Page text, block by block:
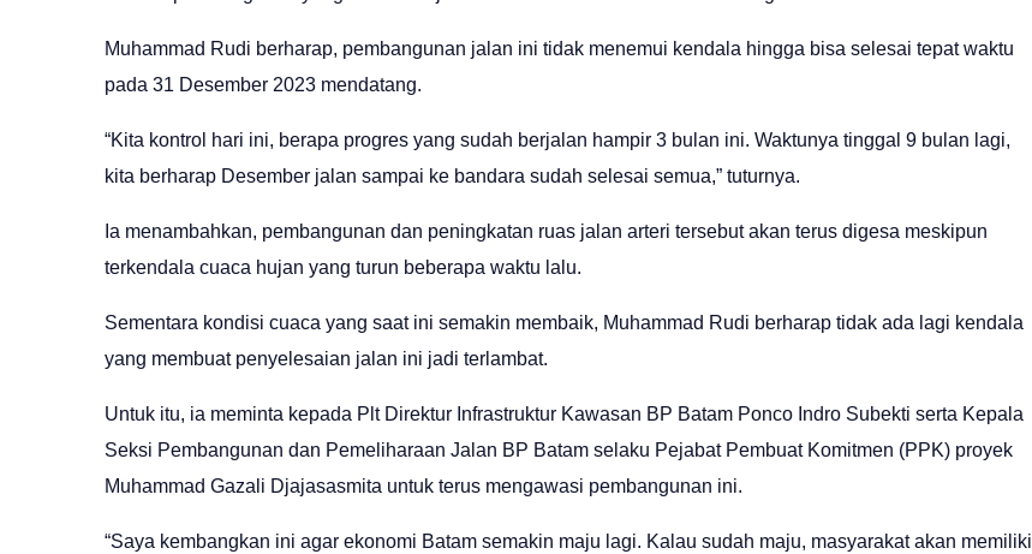
Muhammad Rudi berharap, pembangunan jalan ini tidak menemui kendala hingga bisa selesai tepat waktu
pada 31 Desember 2023 mendatang.
“Kita kontrol hari ini, berapa progres yang sudah berjalan hampir 3 bulan ini. Waktunya tinggal 9 bulan lagi,
kita berharap Desember jalan sampai ke bandara sudah selesai semua,” tuturnya.
Ia menambahkan, pembangunan dan peningkatan ruas jalan arteri tersebut akan terus digesa meskipun
terkendala cuaca hujan yang turun beberapa waktu lalu.
Sementara kondisi cuaca yang saat ini semakin membaik, Muhammad Rudi berharap tidak ada lagi kendala
yang membuat penyelesaian jalan ini jadi terlambat.
Untuk itu, ia meminta kepada Plt Direktur Infrastruktur Kawasan BP Batam Ponco Indro Subekti serta Kepala
Seksi Pembangunan dan Pemeliharaan Jalan BP Batam selaku Pejabat Pembuat Komitmen (PPK) proyek
Muhammad Gazali Djajasasmita untuk terus mengawasi pembangunan ini.
“Saya kembangkan ini agar ekonomi Batam semakin maju lagi. Kalau sudah maju, masyarakat akan memiliki